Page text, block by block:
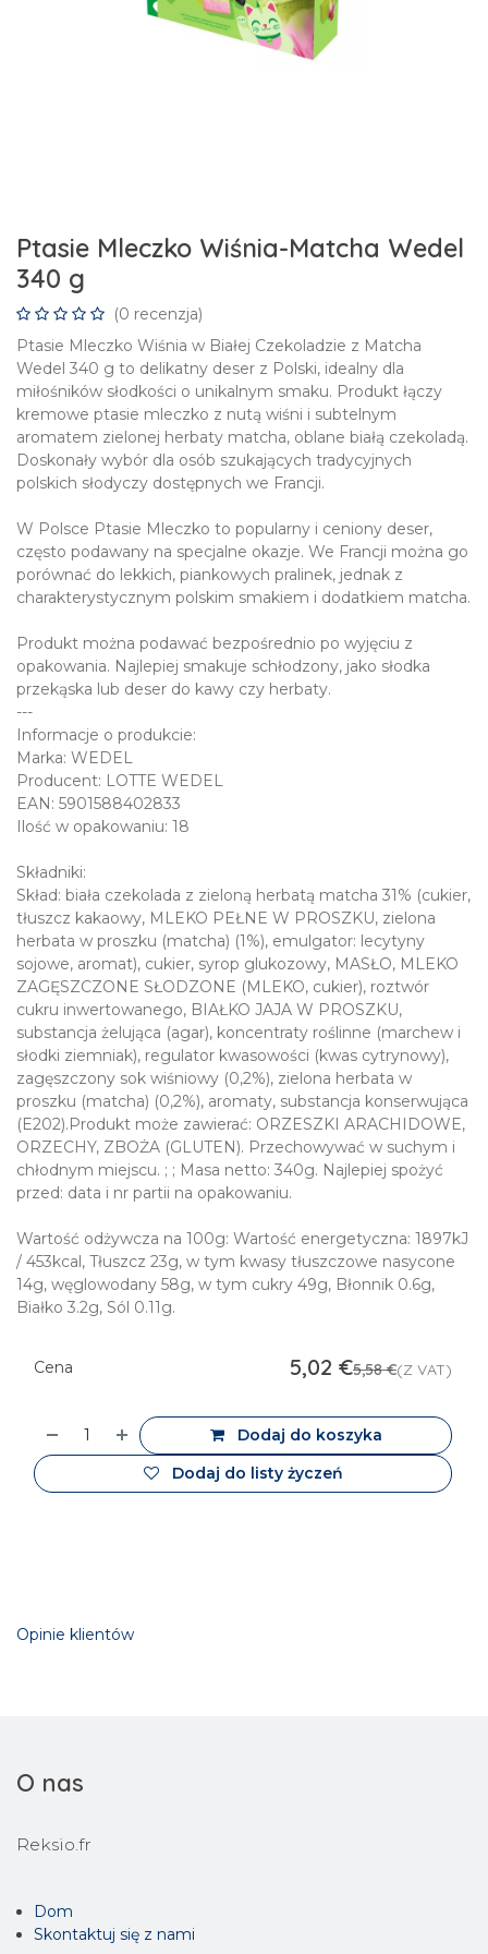
Ptasie Mleczko Wiśnia-Matcha Wedel
340 g
(0 recenzja)
Ptasie Mleczko Wiśnia w Białej Czekoladzie z Matcha
Wedel 340 g to delikatny deser z Polski, idealny dla
miłośników słodkości o unikalnym smaku. Produkt łączy
kremowe ptasie mleczko z nutą wiśni i subtelnym
aromatem zielonej herbaty matcha, oblane białą czekoladą.
Doskonały wybór dla osób szukających tradycyjnych
polskich słodyczy dostępnych we Francji.
W Polsce Ptasie Mleczko to popularny i ceniony deser,
często podawany na specjalne okazje. We Francji można go
porównać do lekkich, piankowych pralinek, jednak z
charakterystycznym polskim smakiem i dodatkiem matcha.
Produkt można podawać bezpośrednio po wyjęciu z
opakowania. Najlepiej smakuje schłodzony, jako słodka
przekąska lub deser do kawy czy herbaty.
---
Informacje o produkcie:
Marka: WEDEL
Producent: LOTTE WEDEL
EAN: 5901588402833
Ilość w opakowaniu: 18
Składniki:
Skład: biała czekolada z zieloną herbatą matcha 31% (cukier,
tłuszcz kakaowy, MLEKO PEŁNE W PROSZKU, zielona
herbata w proszku (matcha) (1%), emulgator: lecytyny
sojowe, aromat), cukier, syrop glukozowy, MASŁO, MLEKO
ZAGĘSZCZONE SŁODZONE (MLEKO, cukier), roztwór
cukru inwertowanego, BIAŁKO JAJA W PROSZKU,
substancja żelująca (agar), koncentraty roślinne (marchew i
słodki ziemniak), regulator kwasowości (kwas cytrynowy),
zagęszczony sok wiśniowy (0,2%), zielona herbata w
proszku (matcha) (0,2%), aromaty, substancja konserwująca
(E202).Produkt może zawierać: ORZESZKI ARACHIDOWE,
ORZECHY, ZBOŻA (GLUTEN). Przechowywać w suchym i
chłodnym miejscu. ; ; Masa netto: 340g. Najlepiej spożyć
przed: data i nr partii na opakowaniu.
Wartość odżywcza na 100g: Wartość energetyczna: 1897kJ
/ 453kcal, Tłuszcz 23g, w tym kwasy tłuszczowe nasycone
14g, węglowodany 58g, w tym cukry 49g, Błonnik 0.6g,
Białko 3.2g, Sól 0.11g.
Dodaj do koszyka
Dodaj do listy życzeń
Cena 5,02 €5,58€(Z VAT)
Opinie klientów
O nas
Reksio.fr
Dom
Skontaktuj się z nami